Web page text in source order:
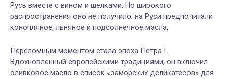
Русь вместе с вином и шелками. Но широкого
распространения оно не получило: на Руси предпочитали
конопляное, льняное и подсолнечное масла.
Переломным моментом стала эпоха Петра I.
Вдохновленный европейскими традициями, он включил
оливковое масло в список «заморских деликатесов» для